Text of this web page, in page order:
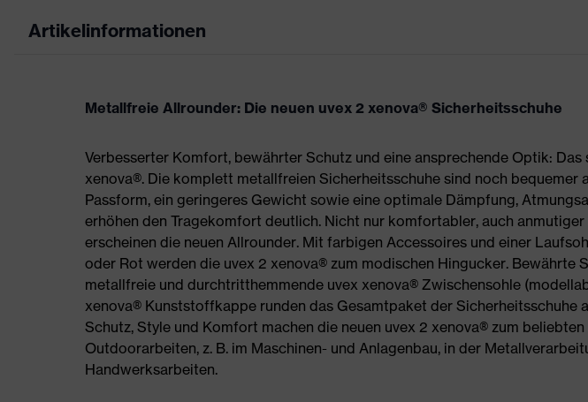
Artikelinformationen
Metallfreie Allrounder: Die neuen uvex 2 xenova® Sicherheitsschuhe
Verbesserter Komfort, bewährter Schutz und eine ansprechende Optik: Das
xenova®. Die komplett metallfreien Sicherheitsschuhe sind noch bequemer
Passform, ein geringeres Gewicht sowie eine optimale Dämpfung,
erhöhen den Tragekomfort deutlich. Nicht nur komfortabler, auch
erscheinen die neuen Allrounder. Mit farbigen Accessoires und einer
oder Rot werden die uvex 2 xenova® zum modischen Hingucker. Bewährte
metallfreie und durchtritthemmende uvex xenova® Zwischensohle
xenova® Kunststoffkappe runden das Gesamtpaket der Sicherheitsschuhe
Schutz, Style und Komfort machen die neuen uvex 2 xenova® zum
Outdoorarbeiten, z. B. im Maschinen- und Anlagenbau, in der
Handwerksarbeiten.